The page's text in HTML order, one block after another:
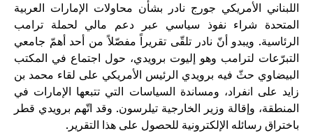
اللبناني الأمريكي جورج نادر بشأن محاولات الإمارات العربية
المتحدة شراء نفوذ سياسي عبر دعم مالي لحملة ترامب
الرئاسية. ويبدو أنّ نادر تلقّى تقريراً مفصّلاً من أحد أهمّ جامعي
التبرّعات لترامب وهو إليوت برويدي، حول اجتماع في المكتب
البيضاوي حثّ فيه برويدي الرئيس الأمريكي على لقاء محمد بن
زايد على انفراد، ومساندة السياسات التي تتبعها الإمارات في
المنطقة، وإقالة وزير الخارجية تيلرسون. وقد اتّهم برويدي قطر
باختراق رسائله الإلكترونية للحصول على هذا التقرير.